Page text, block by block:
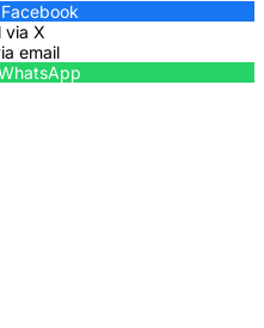
via X
email